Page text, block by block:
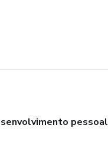
pessoal